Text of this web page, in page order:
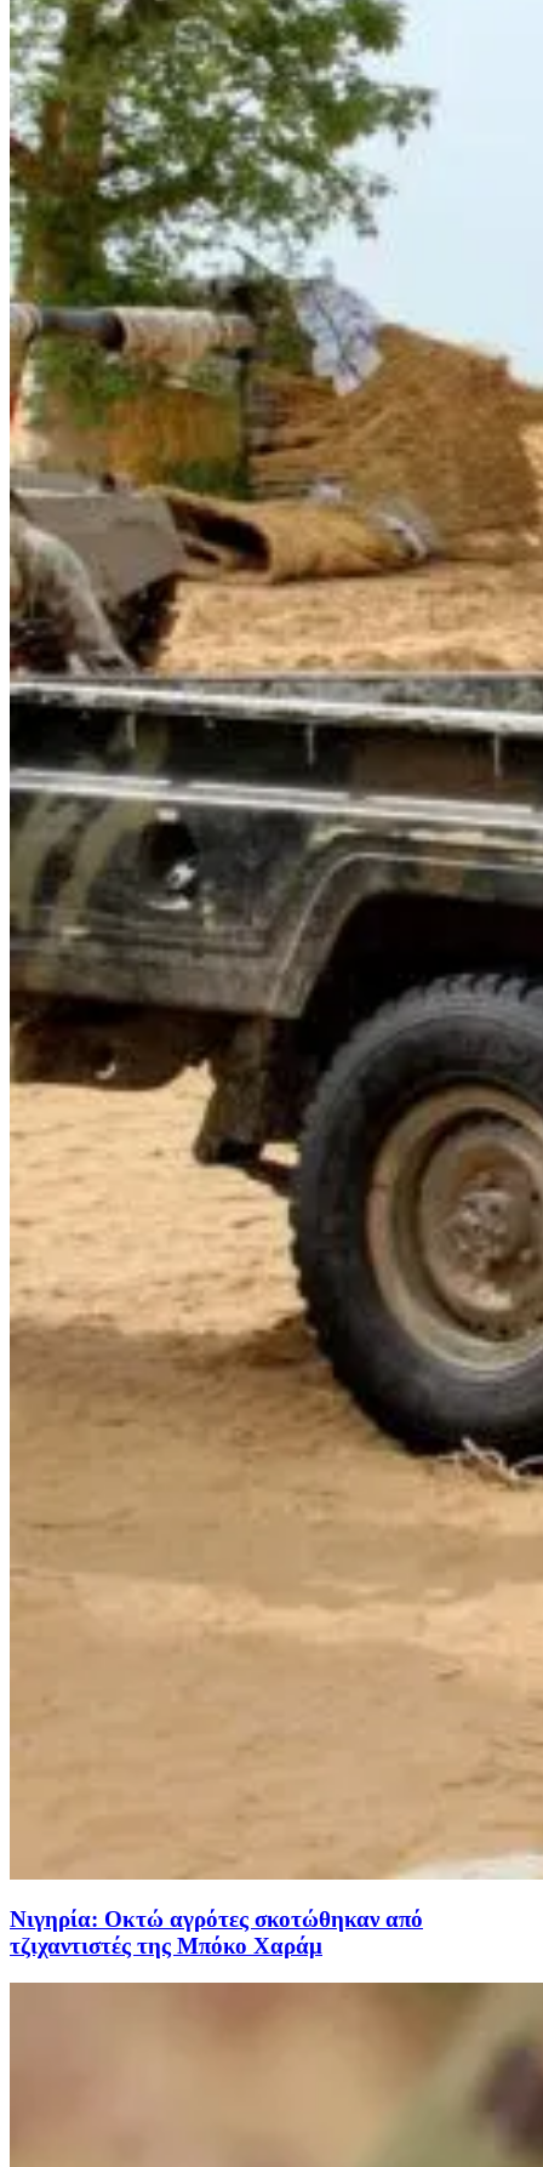
Νιγηρία: Οκτώ αγρότες σκοτώθηκαν από
τζιχαντιστές της Μπόκο Χαράμ